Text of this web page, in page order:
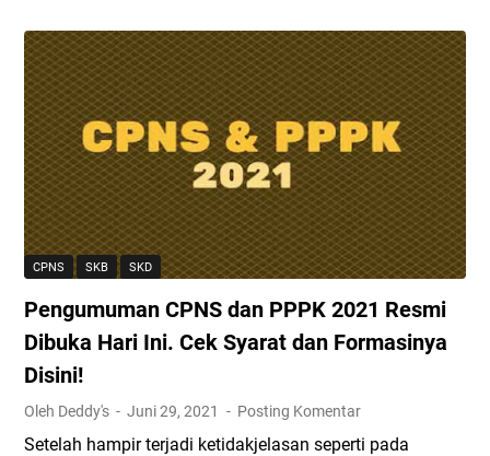
s
i
A
S
N
2
0
2
1
S
e
r
a
i
n
J
a
d
i
C
P
N
S
T
a
H
a
CPNS SKB SKD
Pengumuman CPNS dan PPPK 2021 Resmi
Dibuka Hari Ini. Cek Syarat dan Formasinya
Disini!
Oleh Deddy's Juni 29, 2021 Posting Komentar
Setelah hampir terjadi ketidakjelasan seperti pada